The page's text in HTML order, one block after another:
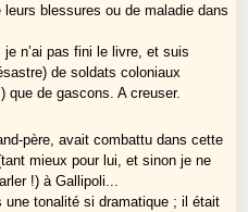
blessures ou de maladie dans
je n’ai pas fini le livre, et suis
de soldats coloniaux
que de gascons. A creuser.
père, avait combattu dans cette
mieux pour lui, et sinon je ne
!) à Gallipoli...
une tonalité si dramatique ; il était